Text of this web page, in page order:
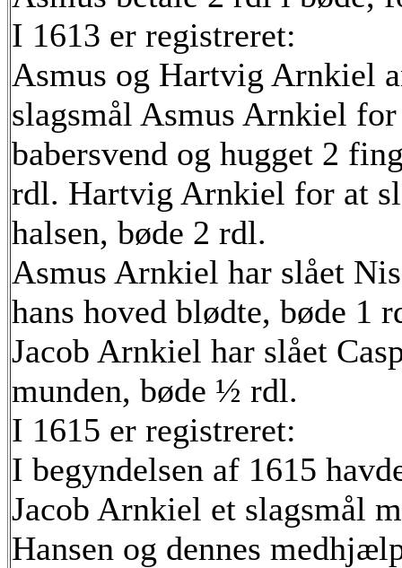
I 1613 er registreret:
Asmus og Hartvig Arnkiel
slagsmål Asmus Arnkiel
babersvend og hugget 2
rdl. Hartvig Arnkiel for at
halsen, bøde 2 rdl.
Asmus Arnkiel har slået
hans hoved blødte, bøde 1
Jacob Arnkiel har slået
munden, bøde ½ rdl.
I 1615 er registreret:
I begyndelsen af 1615
Jacob Arnkiel et slagsmål
Hansen og dennes